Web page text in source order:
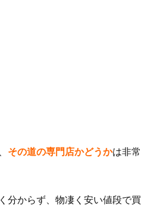
その道の専門店かどうかは非常
分からず、物凄く安い値段で買